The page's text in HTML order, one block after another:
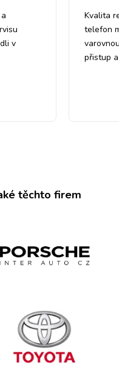
v
Kvalita
telefon
přistup
těchto firem